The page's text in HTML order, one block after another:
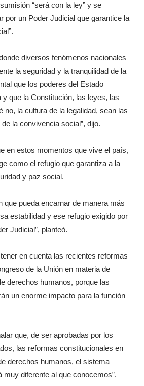
“será con la ley” y se
por un Poder Judicial que garantice la
diversos fenómenos nacionales
la seguridad y la tranquilidad de la
que los poderes del Estado
que la Constitución, las leyes, las
no, la cultura de la legalidad, sean las
la convivencia social”, dijo.
en estos momentos que vive el país,
como el refugio que garantiza a la
y paz social.
que pueda encarnar de manera más
estabilidad y ese refugio exigido por
Judicial”, planteó.
en cuenta las recientes reformas
de la Unión en materia de
derechos humanos, porque las
un enorme impacto para la función
que, de ser aprobadas por los
las reformas constitucionales en
derechos humanos, el sistema
diferente al que conocemos”.